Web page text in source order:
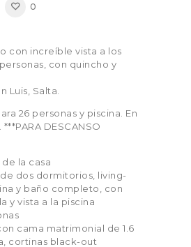
0
con increíble vista a los
con quincho y
Luis, Salta.
26 personas y piscina. En
DESCANSO
la casa
dos dormitorios, living-
y baño completo, con
y vista a la piscina
cama matrimonial de 1.6
cortinas black-out